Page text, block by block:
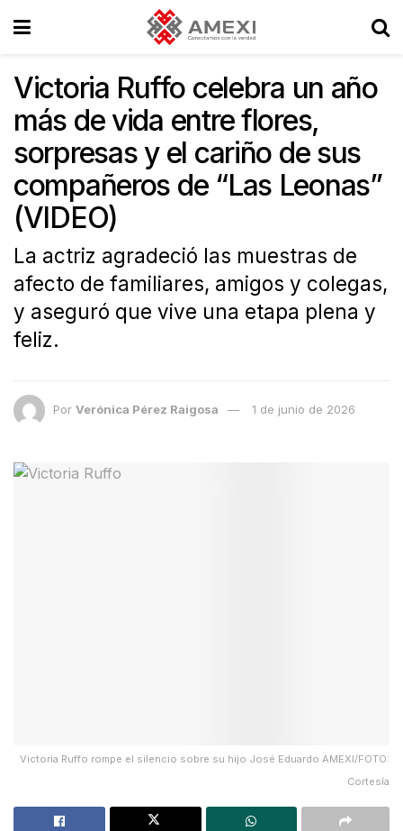
Victoria Ruffo celebra un año
más de vida entre flores,
sorpresas y el cariño de sus
compañeros de “Las Leonas”
(VIDEO)
La actriz agradeció las muestras de
afecto de familiares, amigos y colegas,
y aseguró que vive una etapa plena y
feliz.
Por Verónica Pérez Raigosa 1 de junio de 2026
Victoria Ruffo rompe el silencio sobre su hijo José Eduardo AMEXI/FOTO:
Cortesía